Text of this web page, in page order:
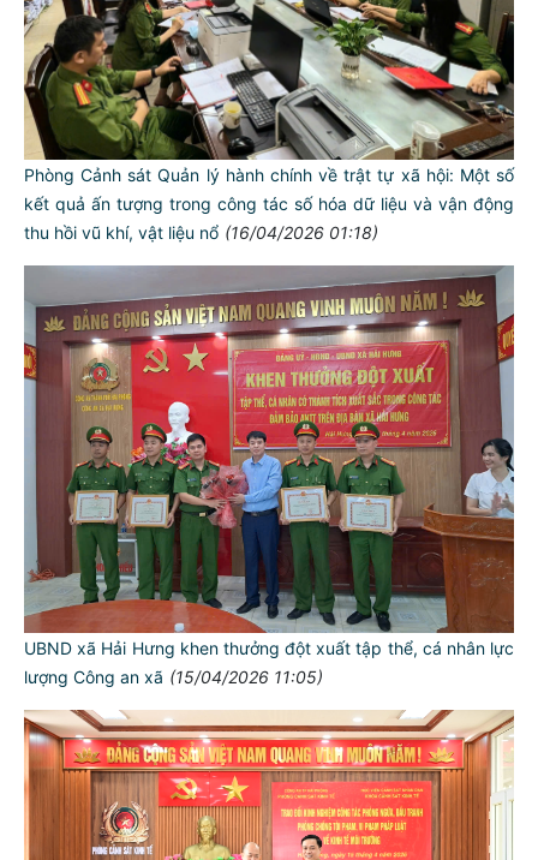
Phòng Cảnh sát Quản lý hành chính về trật tự xã hội: Một số
kết quả ấn tượng trong công tác số hóa dữ liệu và vận động
thu hồi vũ khí, vật liệu nổ (16/04/2026 01:18)
UBND xã Hải Hưng khen thưởng đột xuất tập thể, cá nhân lực
lượng Công an xã (15/04/2026 11:05)